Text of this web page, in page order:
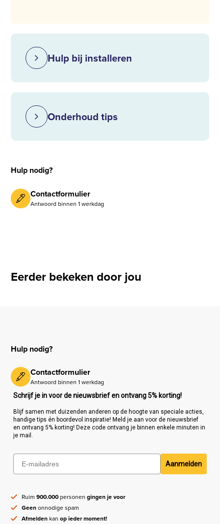
Hulp bij installeren
Onderhoud tips
Hulp nodig?
Contactformulier
Antwoord binnen 1 werkdag
Eerder bekeken door jou
Hulp nodig?
Contactformulier
Antwoord binnen 1 werkdag
Schrijf je in voor de nieuwsbrief en ontvang 5% korting!
Blijf samen met duizenden anderen op de hoogte van speciale acties,
handige tips én boordevol inspiratie! Meld je aan voor de nieuwsbrief
en ontvang 5% korting! Deze code ontvang je binnen enkele minuten in
je mail.
Aanmelden
Ruim900.000personengingen je voor
Geenonnodige spam
Afmeldenkanop ieder moment!